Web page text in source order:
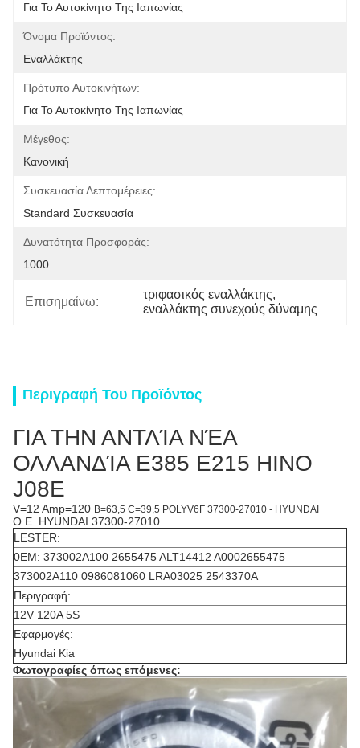
Για Το Αυτοκίνητο Της Ιαπωνίας
Όνομα Προϊόντος:
Εναλλάκτης
Πρότυπο Αυτοκινήτων:
Για Το Αυτοκίνητο Της Ιαπωνίας
Μέγεθος:
Κανονική
Συσκευασία Λεπτομέρειες:
Standard Συσκευασία
Δυνατότητα Προσφοράς:
1000
Επισημαίνω:
τριφασικός εναλλάκτης,
εναλλάκτης συνεχούς δύναμης
Περιγραφή Του Προϊόντος
ΓΙΑ ΤΗΝ ΑΝΤΛΊΑ ΝΈΑ
ΟΛΛΑΝΔΊΑ E385 E215 HINO
J08E
V=12 Amp=120 B=63,5 C=39,5 POLYV6F 37300-27010 - HYUNDAI
O.E. HYUNDAI 37300-27010
LESTER:
0EM: 373002A100 2655475 ALT14412 A0002655475
373002A110 0986081060 LRA03025 2543370A
Περιγραφή:
12V 120A 5S
Εφαρμογές:
Hyundai Kia
Φωτογραφίες όπως επόμενες: